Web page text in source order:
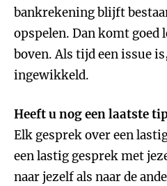
bankrekening blijft
opspelen. Dan komt goed
boven. Als tijd een issue
ingewikkeld.
Heeft u nog een laatste
Elk gesprek over een
een lastig gesprek met
naar jezelf als naar de